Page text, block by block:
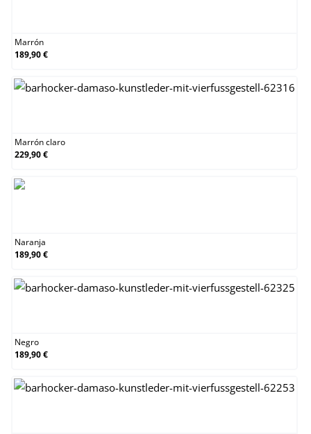
Marrón
189,90 €
Marrón claro
229,90 €
Naranja
189,90 €
Negro
189,90 €